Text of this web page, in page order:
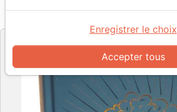
Accepter tous
Enregistrer le choix